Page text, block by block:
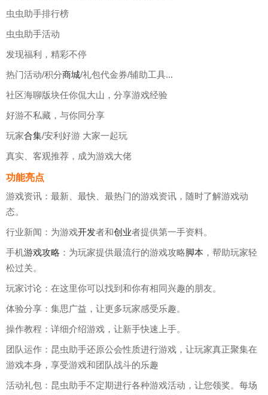
虫虫助手排行榜
虫虫助手活动
发现福利，精彩不停
热门活动/积分商城/礼包代金券/辅助工具...
社区海聊版块任你侃大山，分享游戏经验
好游不私藏，与你同分享
玩家合集/安利好游 大家一起玩
真实、客观推荐，成为游戏大佬
功能亮点
游戏资讯：最新、最快、最热门的游戏资讯，随时了解游戏动
态。
行业新闻：为游戏开发者和创业者提供第一手资料。
手机游戏攻略 ：为玩家提供最流行的游戏攻略脚本 ，帮助玩家轻
松过关。
玩家讨论：在这里你可以找到和你有相同兴趣的朋友。
体验分享：集思广益，让更多玩家感受乐趣。
操作教程：详细介绍游戏，让新手快速上手。
团队运作：昆虫助手还原公会性质进行游戏，让玩家真正聚集在
游戏本身，享受游戏和团队战斗的乐趣
活动礼包：昆虫助手不定期进行各种游戏活动，让您领奖。每场